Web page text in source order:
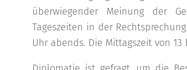
überwiegender Meinung der
Tageszeiten in der
Uhr abends. Die Mittagszeit von